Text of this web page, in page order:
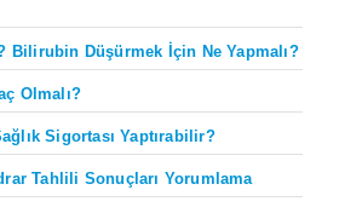
Bilirubin Düşürmek İçin Ne Yapmalı?
Olmalı?
Sigortası Yaptırabilir?
Tahlili Sonuçları Yorumlama